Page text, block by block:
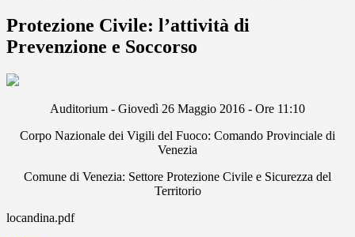
Protezione Civile: l’attività di
Prevenzione e Soccorso
Auditorium - Giovedì 26 Maggio 2016 - Ore 11:10
Corpo Nazionale dei Vigili del Fuoco: Comando Provinciale di
Venezia
Comune di Venezia: Settore Protezione Civile e Sicurezza del
Territorio
locandina.pdf